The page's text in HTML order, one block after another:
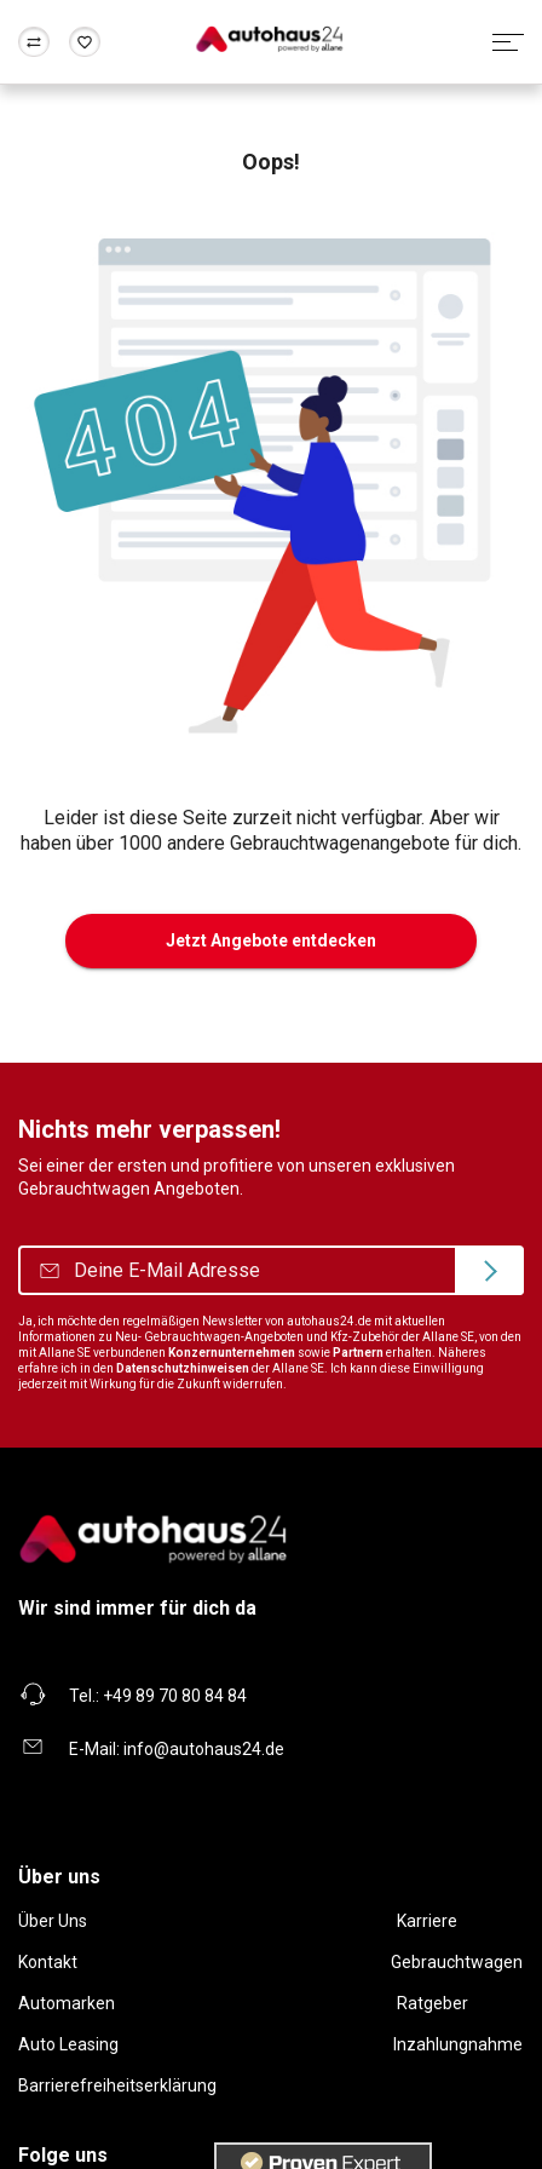
Rund um die Inzahlungnahme
Oops!
Leider ist diese Seite zurzeit nicht verfügbar. Aber wir
haben über 1000 andere Gebrauchtwagenangebote für dich.
Jetzt Angebote entdecken
Nichts mehr verpassen!
Sei einer der ersten und profitiere von unseren exklusiven
Gebrauchtwagen Angeboten.
Ja, ich möchte den regelmäßigen Newsletter von autohaus24.de mit aktuellen
Informationen zu Neu- Gebrauchtwagen-Angeboten und Kfz-Zubehör der Allane SE, von den
mit Allane SE verbundenen Konzernunternehmen sowie Partnernerhalten. Näheres
erfahre ich in den Datenschutzhinweisender Allane SE. Ich kann diese Einwilligung
jederzeit mit Wirkung für die Zukunft widerrufen.
Wir sind immer für dich da
Tel.: +49 89 70 80 84 84
E-Mail: info@autohaus24.de
Über uns
Über Uns Karriere
Kontakt Gebrauchtwagen
Automarken Ratgeber
Auto Leasing Inzahlungnahme
Barrierefreiheitserklärung
Folge uns